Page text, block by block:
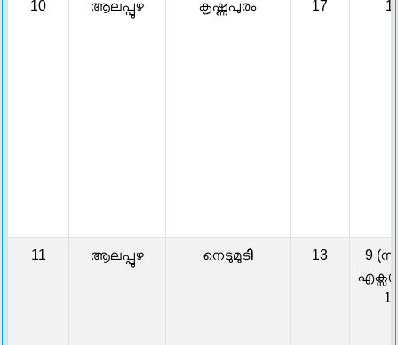
10 ആലപ്പുഴ കൃഷ്ണപുരം 17
11 ആലപ്പുഴ നെടുമുടി 13
9